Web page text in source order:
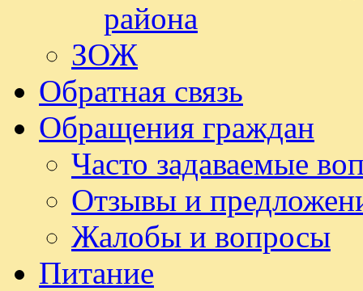
района
ЗОЖ
Обратная связь
Обращения граждан
Часто задаваемые
Отзывы и
Жалобы и вопросы
Питание